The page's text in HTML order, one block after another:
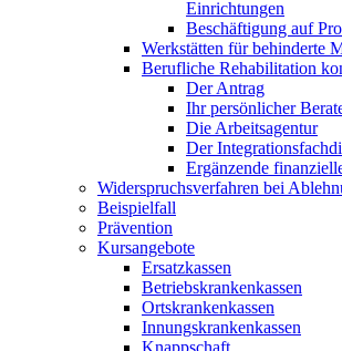
Einrichtungen
Beschäftigung auf
Werkstätten für behinderte
Berufliche Rehabilitation
Der Antrag
Ihr persönlicher
Die Arbeitsagentur
Der
Ergänzende
Widerspruchsverfahren bei
Beispielfall
Prävention
Kursangebote
Ersatzkassen
Betriebskrankenkassen
Ortskrankenkassen
Innungskrankenkassen